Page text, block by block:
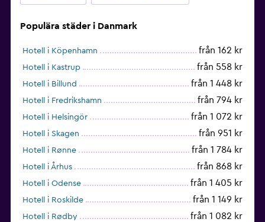
Populära städer i Danmark
Hotell i Köpenhamn från 162 kr
Hotell i Kastrup från 558 kr
Hotell i Billund från 1 448 kr
Hotell i Fredrikshamn från 794 kr
Hotell i Helsingör från 1 072 kr
Hotell i Skagen från 951 kr
Hotell i Rønne från 1 784 kr
Hotell i Århus från 868 kr
Hotell i Odense från 1 405 kr
Hotell i Roskilde från 1 149 kr
Hotell i Rødby från 1 082 kr